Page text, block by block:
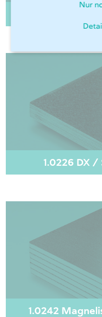
Nur
1.0226 DX /
1.0242